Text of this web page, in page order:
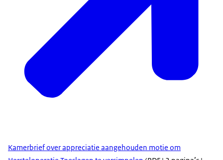
Kamerbrief over appreciatie aangehouden motie om